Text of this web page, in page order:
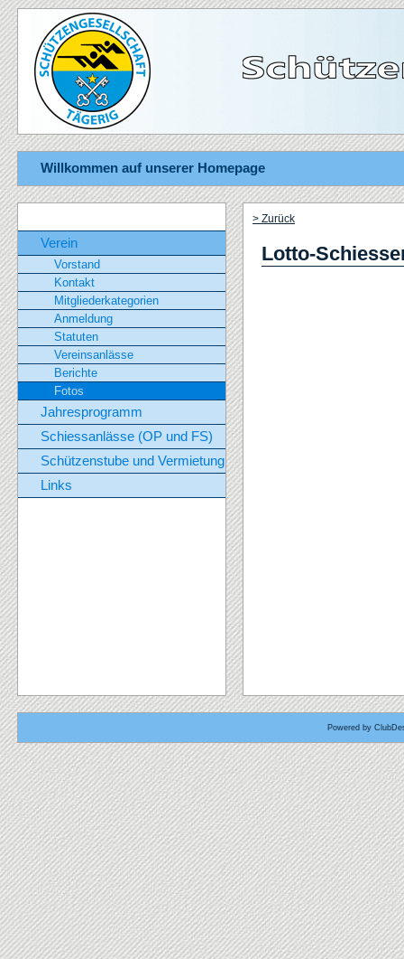
Willkommen auf unserer Homepage
Verein
Vorstand
Kontakt
Mitgliederkategorien
Anmeldung
Statuten
Vereinsanlässe
Berichte
Fotos
Jahresprogramm
Schiessanlässe (OP und FS)
Schützenstube und Vermietung
Links
> Zurück
Lotto-
Powered by